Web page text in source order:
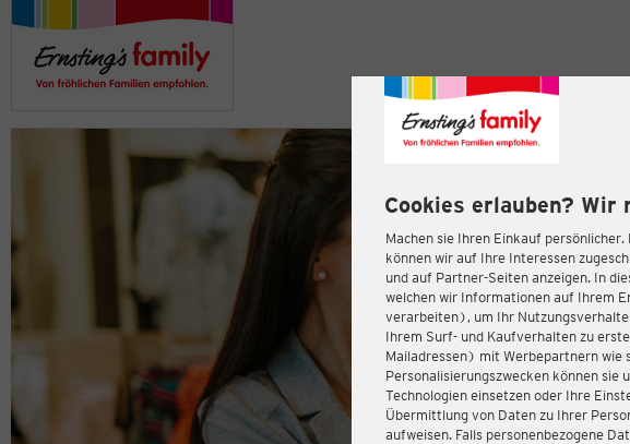
Cookies erlauben?
Machen sie Ihren Einkauf
können wir auf Ihre Interessen
und auf Partner-Seiten anzeigen. In
welchen wir Informationen auf Ihrem
verarbeiten), um Ihr
Ihrem Surf- und Kaufverhalten zu
Mailadressen) mit Werbepartnern wie
Personalisierungszwecken können
Technologien einsetzen oder Ihre
Übermittlung von Daten zu Ihrer
aufweisen. Falls personenbezogene